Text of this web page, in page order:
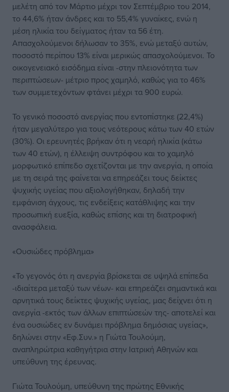
μελέτη από τον Μάρτιο μέχρι τον Σεπτέμβριο του 2014,
το 44,6% ήταν άνδρες και το 55,4% γυναίκες, ενώ η
μέση ηλικία του δείγματος ήταν τα 56 έτη.
Απασχολούμενοι δήλωσαν το 35%, ενώ μεταξύ αυτών,
ποσοστό περίπου 13% είναι μερικώς απασχολούμενοι. Το
οικογενειακό εισόδημα είναι -στην πλειονότητα των
περιπτώσεων- μέτριο προς χαμηλό, καθώς για το 46%
των συμμετεχόντων φτάνει μέχρι τα 900 ευρώ.
Το γενικό ποσοστό ανεργίας που εντοπίστηκε (22,4%)
ήταν μεγαλύτερο για τους νεότερους κάτω των 40 ετών
(30%). Οι ερευνητές βρήκαν ότι η νεαρή ηλικία (κάτω
των 40 ετών), η έλλειψη συντρόφου και το χαμηλό
μορφωτικό επίπεδο σχετίζονται με την ανεργία, η οποία
με τη σειρά της φαίνεται να επηρεάζει τους δείκτες
ψυχικής υγείας που αξιολογήθηκαν, δηλαδή την
εμφάνιση άγχους, τις ενδείξεις κατάθλιψης και την
προσωπική ευεξία, καθώς επίσης και τη διατροφική
ανασφάλεια.
«Ουσιώδες πρόβλημα»
«Το γεγονός ότι η ανεργία βρίσκεται σε υψηλά επίπεδα
-ιδιαίτερα μεταξύ των νέων- και επηρεάζει σημαντικά και
αρνητικά τους δείκτες ψυχικής υγείας, μας δείχνει ότι η
ανεργία -εκτός των άλλων επιπτώσεών της- αποτελεί και
ένα ουσιώδες εν δυνάμει πρόβλημα δημόσιας υγείας»,
δηλώνει στην «Εφ.Συν.» η Γιώτα Τουλούμη,
αναπληρώτρια καθηγήτρια στην Ιατρική Αθηνών και
υπεύθυνη της έρευνας.
Γιώτα Τουλούμη, υπεύθυνη της πρώτης Εθνικής